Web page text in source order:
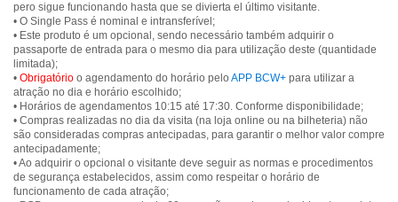
pero sigue funcionando hasta que se divierta el último visitante.
• O Single Pass é nominal e intransferível;
• Este produto é um opcional, sendo necessário também adquirir o
passaporte de entrada para o mesmo dia para utilização deste (quantidade
limitada);
• Obrigatório o agendamento do horário pelo APP BCW+ para utilizar a
atração no dia e horário escolhido;
• Horários de agendamentos 10:15 até 17:30. Conforme disponibilidade;
• Compras realizadas no dia da visita (na loja online ou na bilheteria) não
são consideradas compras antecipadas, para garantir o melhor valor compre
antecipadamente;
• Ao adquirir o opcional o visitante deve seguir as normas e procedimentos
de segurança estabelecidos, assim como respeitar o horário de
funcionamento de cada atração;